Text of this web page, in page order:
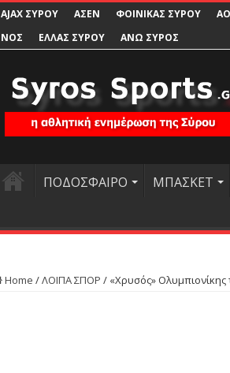
AJAX ΣΥΡΟΥ ΑΣΕΝ ΦΟΙΝΙΚΑΣ ΣΥΡΟΥ
ΝΟΣ
ΕΛΛΑΣ ΣΥΡΟΥ ΑΝΩ ΣΥΡΟΣ
ΠΟΔΟΣΦΑΙΡΟ ΜΠΑΣΚΕΤ
Home /ΛΟΙΠΑ ΣΠΟΡ / «Χρυσός»